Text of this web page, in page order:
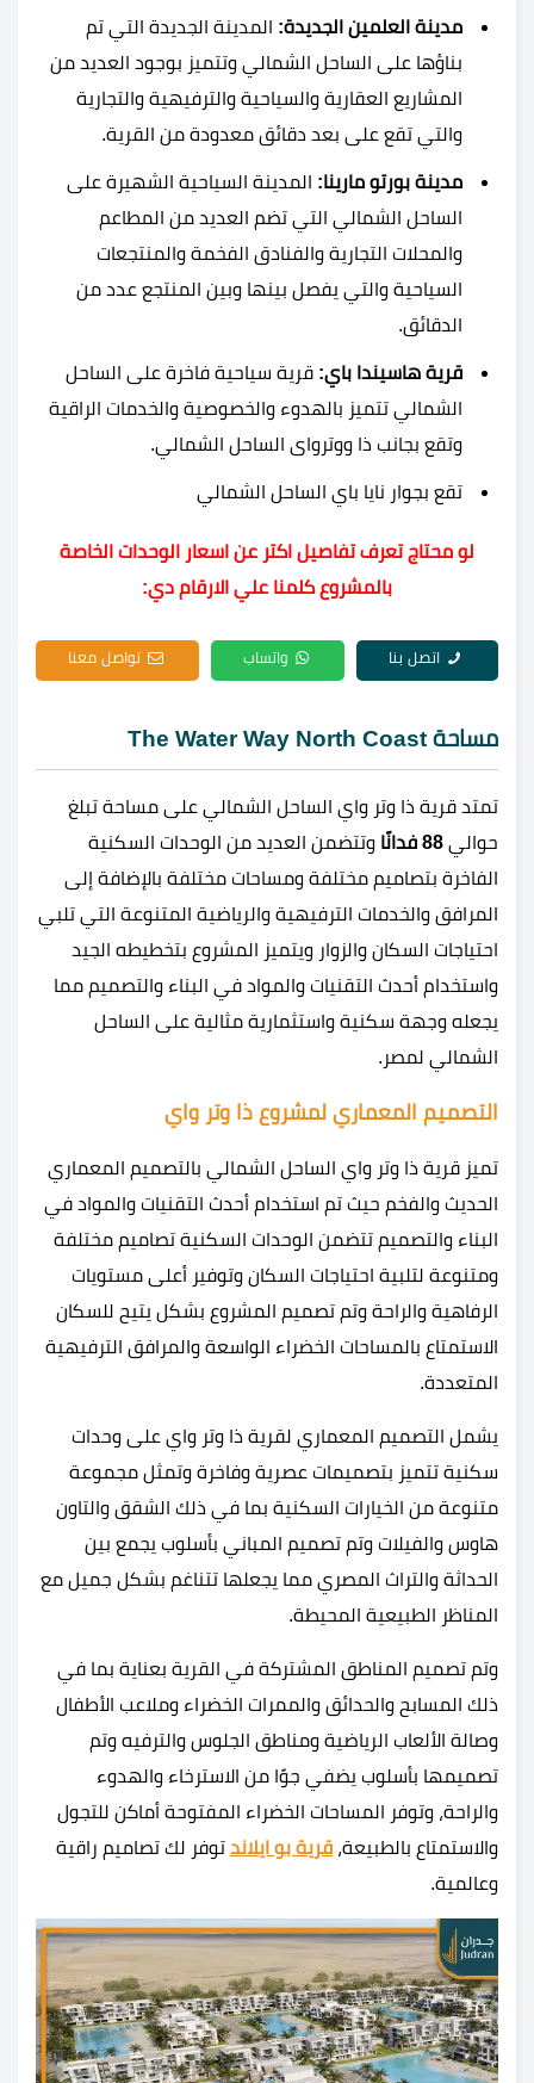
مدينة العلمين الجديدة: المدينة الجديدة التي تم
بناؤها على الساحل الشمالي وتتميز بوجود العديد من
المشاريع العقارية والسياحية والترفيهية والتجارية
والتي تقع على بعد دقائق معدودة من القرية.
مدينة بورتو مارينا: المدينة السياحية الشهيرة على
الساحل الشمالي التي تضم العديد من المطاعم
والمحلات التجارية والفنادق الفخمة والمنتجعات
السياحية والتي يفصل بينها وبين المنتجع عدد من
الدقائق.
قرية هاسيندا باي: قرية سياحية فاخرة على الساحل
الشمالي تتميز بالهدوء والخصوصية والخدمات الراقية
وتقع بجانب ذا ووترواى الساحل الشمالي.
تقع بجوار نايا باي الساحل الشمالي
لو محتاج تعرف تفاصيل اكتر عن اسعار الوحدات الخاصة
بالمشروع كلمنا علي الارقام دي:
اتصل بنا واتساب تواصل معنا
مساحة The Water Way North Coast
تمتد قرية ذا وتر واي الساحل الشمالي على مساحة تبلغ
حوالي
وتتضمن العديد من الوحدات السكنية
الفاخرة بتصاميم مختلفة ومساحات مختلفة بالإضافة إلى
المرافق والخدمات الترفيهية والرياضية المتنوعة التي تلبي
احتياجات السكان والزوار ويتميز المشروع بتخطيطه الجيد
واستخدام أحدث التقنيات والمواد في البناء والتصميم مما
يجعله وجهة سكنية واستثمارية مثالية على الساحل
الشمالي لمصر.
التصميم المعماري لمشروع ذا وتر واي
تميز قرية ذا وتر واي الساحل الشمالي بالتصميم المعماري
الحديث والفخم حيث تم استخدام أحدث التقنيات والمواد في
البناء والتصميم تتضمن الوحدات السكنية تصاميم مختلفة
ومتنوعة لتلبية احتياجات السكان وتوفير أعلى مستويات
الرفاهية والراحة وتم تصميم المشروع بشكل يتيح للسكان
الاستمتاع بالمساحات الخضراء الواسعة والمرافق الترفيهية
المتعددة.
يشمل التصميم المعماري لقرية ذا وتر واي على وحدات
سكنية تتميز بتصميمات عصرية وفاخرة وتمثل مجموعة
متنوعة من الخيارات السكنية بما في ذلك الشقق والتاون
هاوس والفيلات وتم تصميم المباني بأسلوب يجمع بين
الحداثة والتراث المصري مما يجعلها تتناغم بشكل جميل مع
المناظر الطبيعية المحيطة.
وتم تصميم المناطق المشتركة في القرية بعناية بما في
ذلك المسابح والحدائق والممرات الخضراء وملاعب الأطفال
وصالة الألعاب الرياضية ومناطق الجلوس والترفيه وتم
تصميمها بأسلوب يضفي جوًا من الاسترخاء والهدوء
والراحة، وتوفر المساحات الخضراء المفتوحة أماكن للتجول
والاستمتاع بالطبيعة، قرية بو ايلاند توفر لك تصاميم راقية
وعالمية.